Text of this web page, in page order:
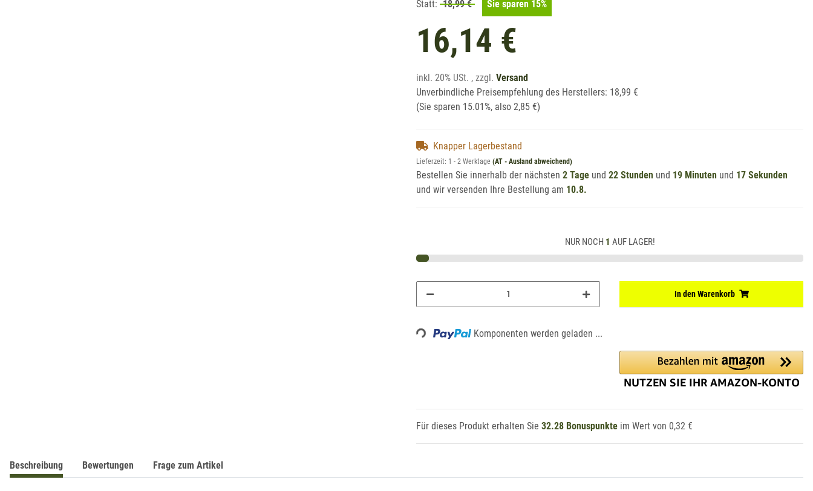
Statt: 18,99 € Sie sparen 15%
16,14 €
inkl. 20% USt. , zzgl. Versand
Unverbindliche Preisempfehlung des Herstellers: 18,99 €
(Sie sparen 15.01%, also 2,85 €)
Knapper Lagerbestand
Lieferzeit: 1 - 2 Werktage (AT - Ausland abweichend)
Bestellen Sie innerhalb der nächsten 2 Tage und 22 Stunden und 19 Minuten und 16 Sekunden
und wir versenden Ihre Bestellung am 10.8.
NUR NOCH 1 AUF LAGER!
In den Warenkorb
Loading... Komponenten werden geladen ...
Für dieses Produkt erhalten Sie 32.28 Bonuspunkte im Wert von 0,32 €
Beschreibung Bewertungen Frage zum Artikel